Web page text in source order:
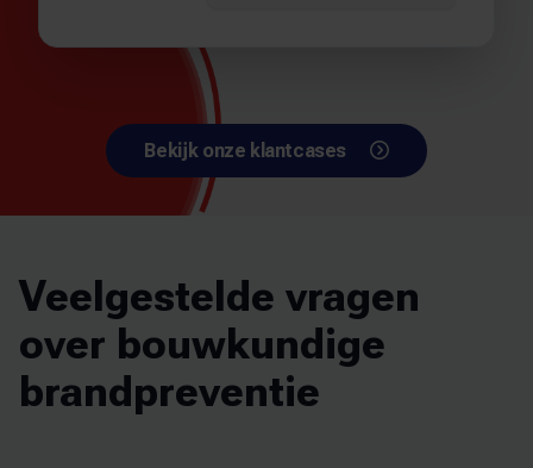
Bekijk onze klantcases
Veelgestelde vragen
over bouwkundige
brandpreventie